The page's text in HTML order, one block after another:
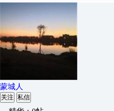
蒙城人
关注 私信